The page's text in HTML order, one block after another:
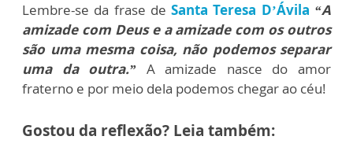
Lembre-se da frase deSanta Teresa D’Ávila “A
amizade com Deus e a amizade com os outros
são uma mesma coisa, não podemos separar
uma da outra.” A amizade nasce do amor
fraterno e por meio dela podemos chegar ao céu!
Gostou da reflexão? Leia também: